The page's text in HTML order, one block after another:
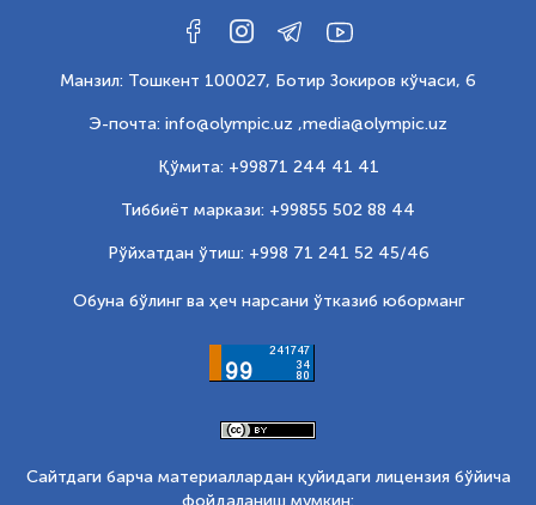
Манзил: Тошкент 100027, Ботир Зокиров кўчаси, 6
Э-почта: info@olympic.uz ,media@olympic.uz
Қўмита: +99871 244 41 41
Тиббиёт маркази: +99855 502 88 44
Рўйхатдан ўтиш: +998 71 241 52 45/46
Обуна бўлинг ва ҳеч нарсани ўтказиб юборманг
Сайтдаги барча материаллардан қуйидаги лицензия бўйича
фойдаланиш мумкин: